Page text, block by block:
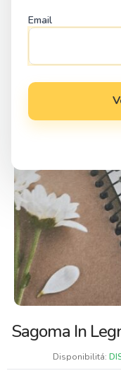
Sagoma In
Disponibilitá:
Email